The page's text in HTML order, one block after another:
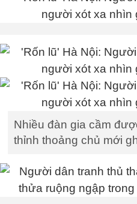
Nhiều đàn gia cầm
thỉnh thoảng chủ mới